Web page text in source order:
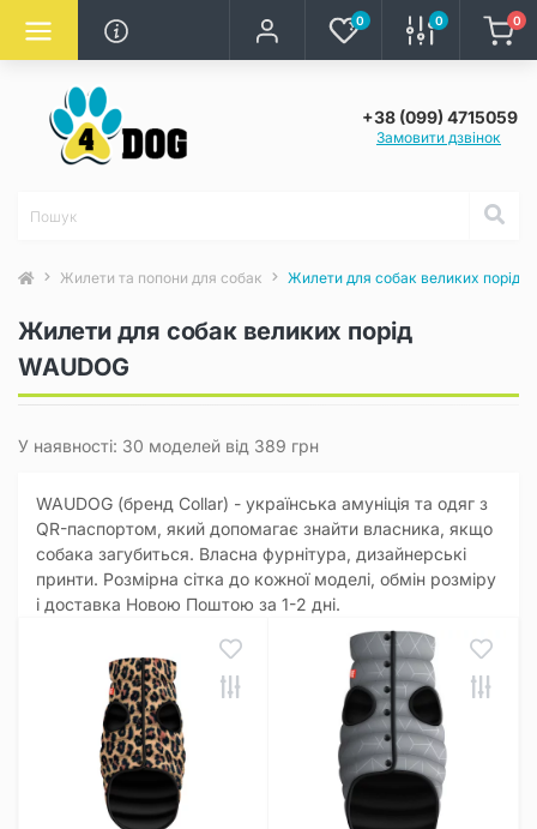
0 0 0
+38 (099) 4715059
Замовити дзвінок
Жилети та попони для собак Жилети для собак великих порід
Жилети для собак великих порід
WAUDOG
У наявності: 30 моделей від 389 грн
WAUDOG (бренд Collar) - українська амуніція та одяг з
QR-паспортом, який допомагає знайти власника, якщо
собака загубиться. Власна фурнітура, дизайнерські
принти. Розмірна сітка до кожної моделі, обмін розміру
і доставка Новою Поштою за 1-2 дні.